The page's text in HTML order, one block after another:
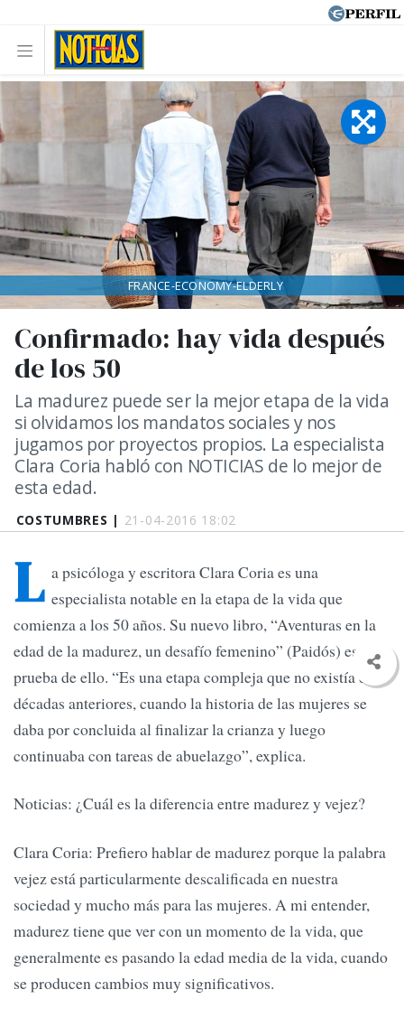
COSTUMBRES | 21-04-2016 18:02
Confirmado: hay vida después
de los 50
La madurez puede ser la mejor etapa de la vida
si olvidamos los mandatos sociales y nos
jugamos por proyectos propios. La especialista
Clara Coria habló con NOTICIAS de lo mejor de
esta edad.
FRANCE-ECONOMY-ELDERLY
L a psicóloga y escritora Clara Coria es una
especialista notable en la etapa de la vida que
comienza a los 50 años. Su nuevo libro, “Aventuras en la
edad de la madurez, un desafío femenino” (Paidós) es
prueba de ello. “Es una etapa compleja que no existía en
décadas anteriores, cuando la historia de las mujeres se
daba por concluida al finalizar la crianza y luego
continuaba con tareas de abuelazgo”, explica.
Noticias: ¿Cuál es la diferencia entre madurez y vejez?
Clara Coria: Prefiero hablar de madurez porque la palabra
vejez está particularmente descalificada en nuestra
sociedad y mucho más para las mujeres. A mi entender,
madurez tiene que ver con un momento de la vida, que
generalmente es pasando la edad media de la vida, cuando
se producen cambios muy significativos.